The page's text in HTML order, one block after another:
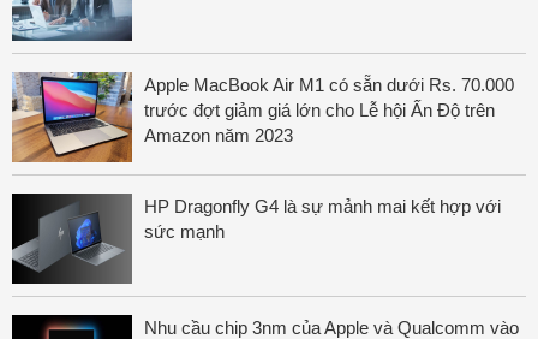
Apple MacBook Air M1 có sẵn dưới Rs. 70.000
trước đợt giảm giá lớn cho Lễ hội Ấn Độ trên
Amazon năm 2023
HP Dragonfly G4 là sự mảnh mai kết hợp với
sức mạnh
Nhu cầu chip 3nm của Apple và Qualcomm vào